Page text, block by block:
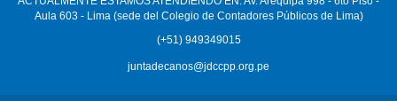
Aula 603 - Lima (sede del Colegio de Contadores Públicos de Lima)
(+51) 949349015
juntadecanos@jdccpp.org.pe